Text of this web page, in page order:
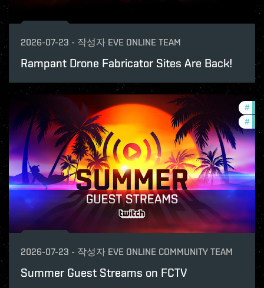
2026-07-23 - 작성자 EVE ONLINE TEAM
Rampant Drone Fabricator Sites Are Back!
#
#
2026-07-23 - 작성자 EVE ONLINE COMMUNITY TEAM
Summer Guest Streams on FCTV